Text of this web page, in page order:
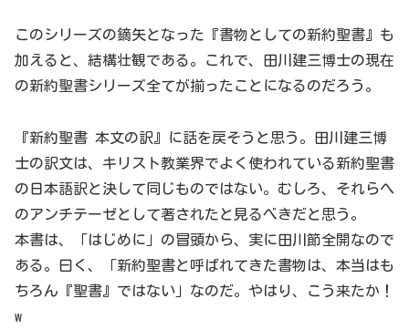
このシリーズの鏑矢となった『書物としての新約聖書』も
加えると、結構壮観である。これで、田川建三博士の現在
の新約聖書シリーズ全てが揃ったことになるのだろう。
『新約聖書 本文の訳』に話を戻そうと思う。田川建三博
士の訳文は、キリスト教業界でよく使われている新約聖書
の日本語訳と決して同じものではない。むしろ、それらへ
のアンチテーゼとして著されたと見るべきだと思う。
本書は、「はじめに」の冒頭から、実に田川節全開なので
ある。曰く、「新約聖書と呼ばれてきた書物は、本当はも
ちろん『聖書』ではない」なのだ。やはり、こう来たか！
w